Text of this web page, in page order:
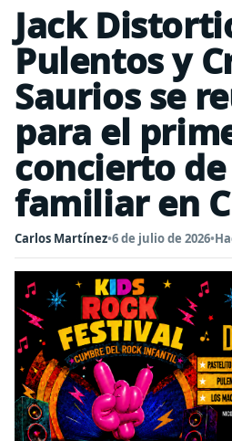
Jack
Pulentos y
Saurios se
para el
concierto
familiar en
Carlos Martínez•6 de julio de 2026•